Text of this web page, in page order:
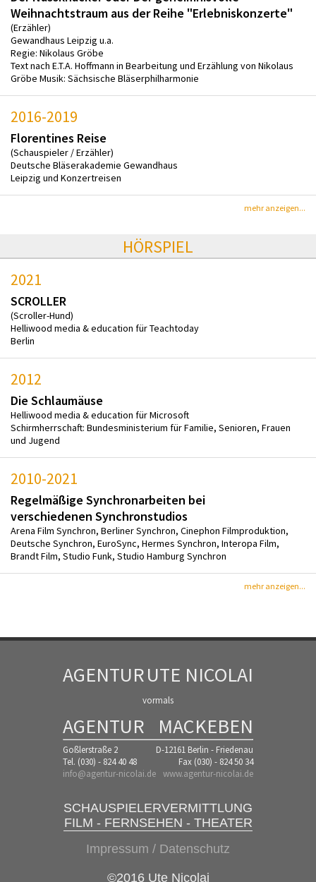
Weihnachtstraum aus der Reihe "Erlebniskonzerte"
(Erzähler)
Gewandhaus Leipzig u.a.
Regie: Nikolaus Gröbe
Text nach E.T.A. Hoffmann in Bearbeitung und Erzählung von Nikolaus
Gröbe Musik: Sächsische Bläserphilharmonie
2016-2019
Florentines Reise
(Schauspieler / Erzähler)
Deutsche Bläserakademie Gewandhaus
Leipzig und Konzertreisen
mehr anzeigen...
HÖRSPIEL
2021
SCROLLER
(Scroller-Hund)
Helliwood media & education für Teachtoday
Berlin
2012
Die Schlaumäuse
Helliwood media & education für Microsoft
Schirmherrschaft: Bundesministerium für Familie, Senioren, Frauen
und Jugend
2010-2021
Regelmäßige Synchronarbeiten bei
verschiedenen Synchronstudios
Arena Film Synchron, Berliner Synchron, Cinephon Filmproduktion,
Deutsche Synchron, EuroSync, Hermes Synchron, Interopa Film,
Brandt Film, Studio Funk, Studio Hamburg Synchron
mehr anzeigen...
AGENTURUTE NICOLAI
vormals
AGENTUR MACKEBEN
Goßlerstraße 2
D-12161 Berlin - Friedenau
Tel. (030) - 824 40 48
Fax (030) - 824 50 34
info@agentur-nicolai.de www.agentur-nicolai.de
SCHAUSPIELERVERMITTLUNG
FILM - FERNSEHEN - THEATER
Impressum / Datenschutz
©2016 Ute Nicolai